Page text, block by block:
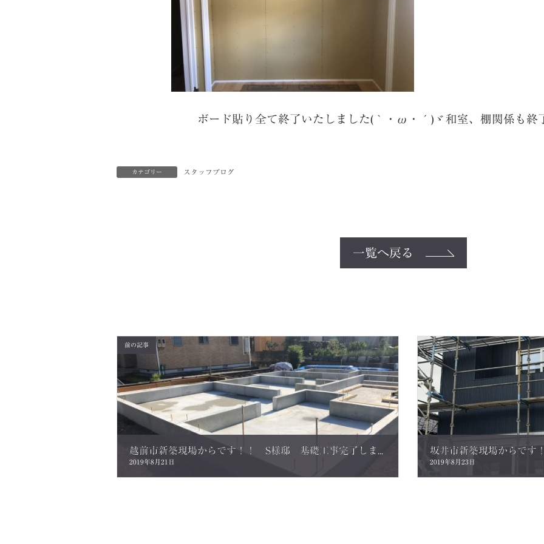
ボード貼り全て終了いたしました(｀・ω・´)ゞ和室、棚関係も終
カテゴリー スタッフブログ
一覧へ戻る
前の記事
2019年8月21日
坂井市新築現場からで
2019年8月23日